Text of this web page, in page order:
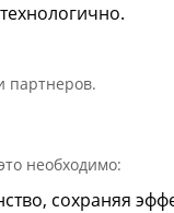
партнеров.
необходимо:
сохраняя